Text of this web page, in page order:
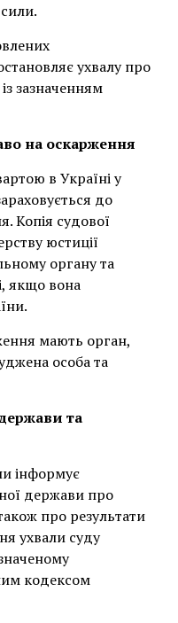
ухвалу про
зазначенням
на оскарження
в Україні у
до
Копія судової
юстиції
органу та
якщо вона
мають орган,
особа та
та
інформує
держави про
про результати
ухвали суду
кодексом